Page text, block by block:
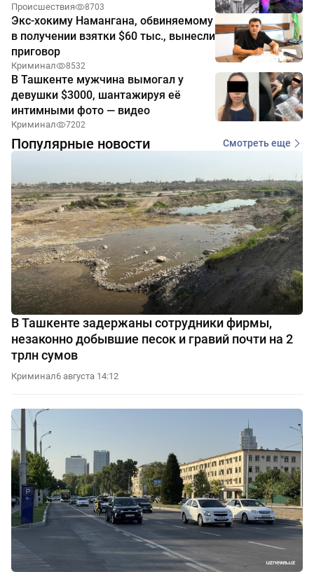
Происшествия 8703
Экс-хокиму Намангана, обвиняемому
в получении взятки $60 тыс., вынесли
приговор
Криминал 8532
В Ташкенте мужчина вымогал у
девушки $3000, шантажируя её
интимными фото — видео
Криминал 7202
Популярные новости Смотреть еще
В Ташкенте задержаны сотрудники фирмы,
незаконно добывшие песок и гравий почти на 2
трлн сумов
Криминал6 августа 14:12